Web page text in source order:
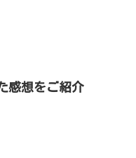
感想をご紹介